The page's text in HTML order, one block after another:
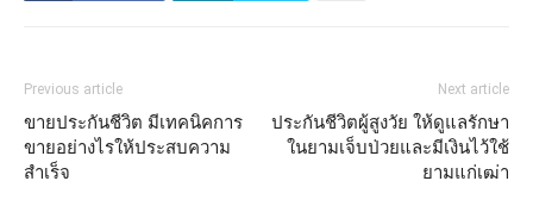
Previous article
ขายประกันชีวิต มีเทคนิคการ
ขายอย่างไรให้ประสบความ
สําเร็จ
Next article
ประกันชีวิตผู้สูงวัย ให้ดูแลรักษา
ในยามเจ็บป่วยและมีเงินไว้ใช้
ยามแก่เฒ่า